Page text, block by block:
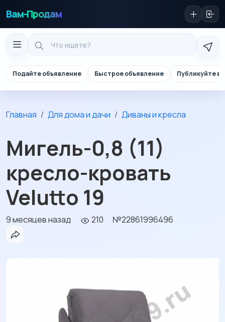
Вам-Продам
Подайте объявление Быстрое объявление Публикуйте в
Главная Для дома и дачи Диваны и кресла
Мигель-0,8 (11)
кресло-кровать
Velutto 19
9 месяцев назад 210 №22861996496